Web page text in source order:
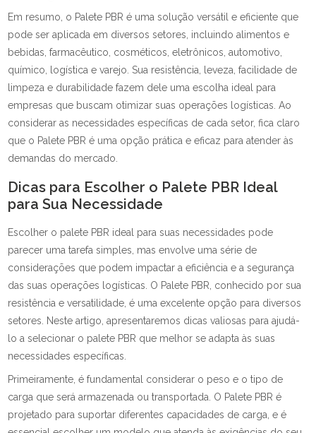
Em resumo, o Palete PBR é uma solução versátil e eficiente que
pode ser aplicada em diversos setores, incluindo alimentos e
bebidas, farmacêutico, cosméticos, eletrônicos, automotivo,
químico, logística e varejo. Sua resistência, leveza, facilidade de
limpeza e durabilidade fazem dele uma escolha ideal para
empresas que buscam otimizar suas operações logísticas. Ao
considerar as necessidades específicas de cada setor, fica claro
que o Palete PBR é uma opção prática e eficaz para atender às
demandas do mercado.
Dicas para Escolher o Palete PBR Ideal
para Sua Necessidade
Escolher o palete PBR ideal para suas necessidades pode
parecer uma tarefa simples, mas envolve uma série de
considerações que podem impactar a eficiência e a segurança
das suas operações logísticas. O Palete PBR, conhecido por sua
resistência e versatilidade, é uma excelente opção para diversos
setores. Neste artigo, apresentaremos dicas valiosas para ajudá-
lo a selecionar o palete PBR que melhor se adapta às suas
necessidades específicas.
Primeiramente, é fundamental considerar o peso e o tipo de
carga que será armazenada ou transportada. O Palete PBR é
projetado para suportar diferentes capacidades de carga, e é